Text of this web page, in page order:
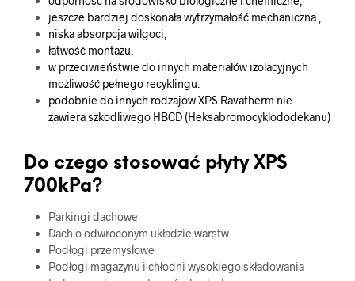
jeszcze bardziej doskonała wytrzymałość mechaniczna ,
niska absorpcja wilgoci,
łatwość montażu,
w przeciwieństwie do innych materiałów izolacyjnych
możliwość pełnego recyklingu.
podobnie do innych rodzajów XPS Ravatherm nie
zawiera szkodliwego HBCD (Heksabromocyklododekanu)
Do czego stosować płyty XPS
700kPa?
Parkingi dachowe
Dach o odwróconym układzie warstw
Podłogi przemysłowe
Podłogi magazynu i chłodni wysokiego składowania